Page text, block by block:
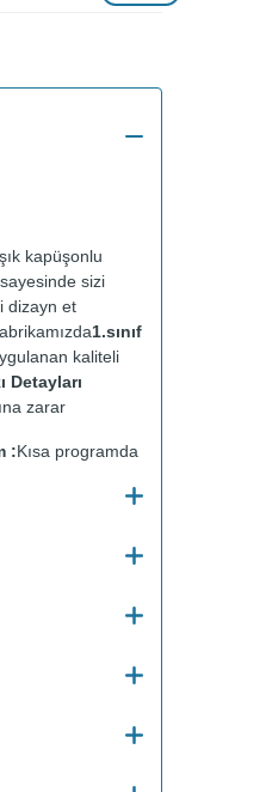
kapüşonlu
sayesinde sizi
dizayn et
1.sınıf
kaliteli
Detayları
zarar
:Kısa programda